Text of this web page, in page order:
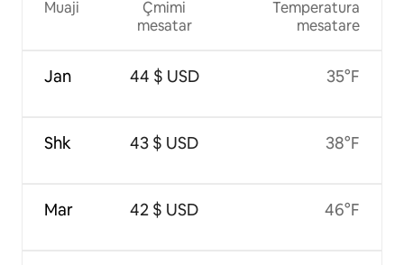
Muaji
Jan
Shk
Mar
Çmimi
mesatar
44 $ USD
43 $ USD
42 $ USD
Temperatura
mesatare
35°F
38°F
46°F